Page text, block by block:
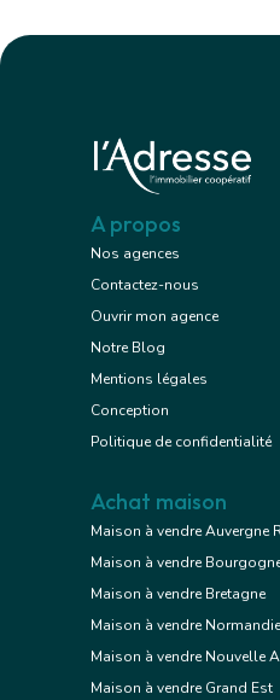
A propos
Nos agences
Contactez-nous
Ouvrir mon agence
Notre Blog
Mentions légales
Conception
Politique de confidentialité
Achat maison
Maison à vendre Auvergne
Maison à vendre
Maison à vendre Bretagne
Maison à vendre Normandie
Maison à vendre Nouvelle
Maison à vendre Grand Est